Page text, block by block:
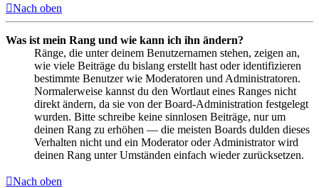
Nach oben
Was ist mein Rang und wie kann ich ihn ändern?
Ränge, die unter deinem Benutzernamen stehen, zeigen an,
wie viele Beiträge du bislang erstellt hast oder identifizieren
bestimmte Benutzer wie Moderatoren und Administratoren.
Normalerweise kannst du den Wortlaut eines Ranges nicht
direkt ändern, da sie von der Board-Administration festgelegt
wurden. Bitte schreibe keine sinnlosen Beiträge, nur um
deinen Rang zu erhöhen — die meisten Boards dulden dieses
Verhalten nicht und ein Moderator oder Administrator wird
deinen Rang unter Umständen einfach wieder zurücksetzen.
Nach oben